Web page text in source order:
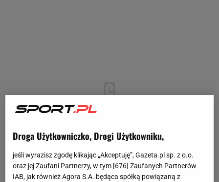
Droga Użytkowniczko, Drogi Użytkowniku,
jeśli wyrazisz zgodę klikając „Akceptuję”, Gazeta.pl sp. z o.o.
oraz jej Zaufani Partnerzy, w tym [676] Zaufanych Partnerów
IAB, jak również Agora S.A. będąca spółką powiązaną z